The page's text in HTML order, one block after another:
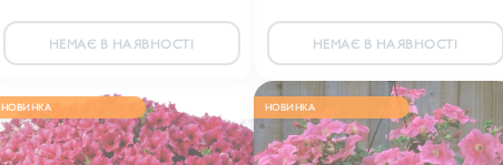
НЕМАЄ В НАЯВНОСТІ НЕМАЄ В НАЯВНОСТІ
НОВИНКА НОВИНКА